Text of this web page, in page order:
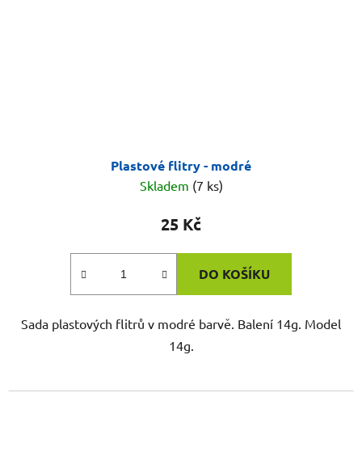
Plastové flitry - modré
Skladem (7 ks)
25 Kč
DO KOŠÍKU
Sada plastových flitrů v modré barvě. Balení 14g. Model
14g.